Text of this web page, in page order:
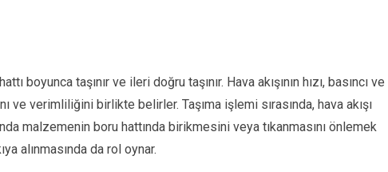
boyunca taşınır ve ileri doğru taşınır. Hava akışının hızı, basıncı ve
ve verimliliğini birlikte belirler. Taşıma işlemi sırasında, hava akışı
malzemenin boru hattında birikmesini veya tıkanmasını önlemek
alınmasında da rol oynar.